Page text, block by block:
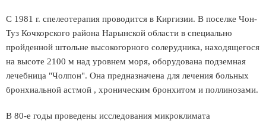
С 1981 г. спелеотерапия проводится в Киргизии. В поселке Чон-
Туз Кочкорского района Нарынской области в специально
пройденной штольне высокогорного солерудника, находящегося
на высоте 2100 м над уровнем моря, оборудована подземная
лечебница "Чолпон". Она предназначена для лечения больных
бронхиальной астмой , хроническим бронхитом и поллинозами.
В 80-е годы проведены исследования микроклимата